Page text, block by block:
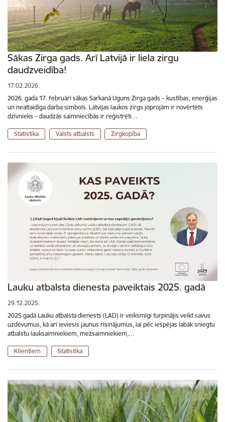
Sākas Zirga gads. Arī Latvijā ir liela zirgu
daudzveidība!
17.02.2026.
2026. gada 17. februārī sākas Sarkanā Uguns Zirga gads – kustības, enerģijas
un neatlaidīga darba simbols. Latvijas laukos zirgs joprojām ir novērtēts
dzīvnieks – daudzās saimniecībās ir reģistrēti…
Statistika Valsts atbalsts Zirgkopība
Lauku atbalsta dienesta paveiktais 2025. gadā
29.12.2025.
2025.gadā Lauku atbalsta dienests (LAD) ir veiksmīgi turpinājis veikt savus
uzdevumus, kā arī ieviesis jaunus risinājumus, lai pēc iespējas labāk sniegtu
atbalstu lauksaimniekiem, mežsaimniekiem,…
Klientiem Statistika